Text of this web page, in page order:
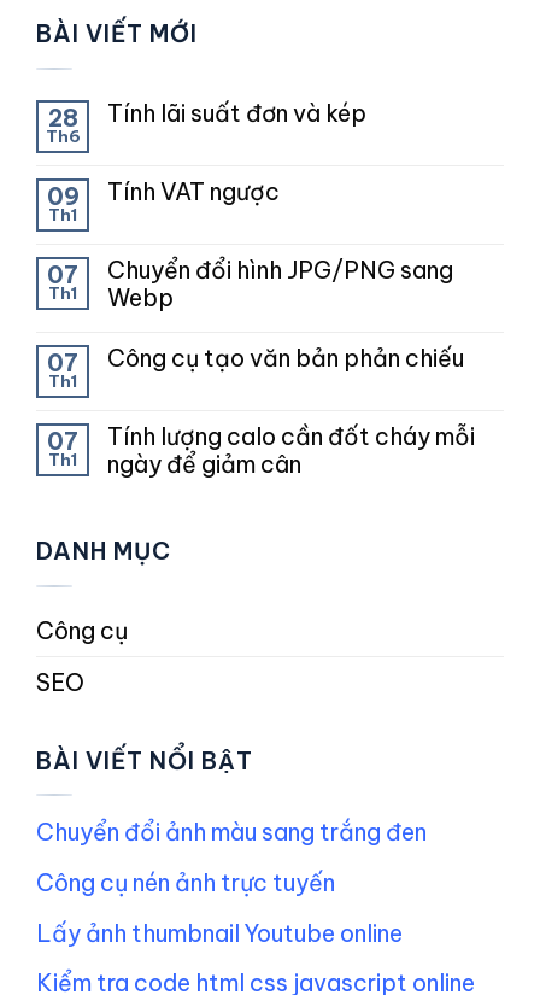
BÀI VIẾT MỚI
28
Th6
Tính lãi suất đơn và kép
09
Th1
Tính VAT ngược
07
Th1
Chuyển đổi hình JPG/PNG sang
Webp
07
Th1
Công cụ tạo văn bản phản chiếu
07
Th1
Tính lượng calo cần đốt cháy mỗi
ngày để giảm cân
DANH MỤC
Công cụ
SEO
BÀI VIẾT NỔI BẬT
Chuyển đổi ảnh màu sang trắng đen
Công cụ nén ảnh trực tuyến
Lấy ảnh thumbnail Youtube online
Kiểm tra code html css javascript online